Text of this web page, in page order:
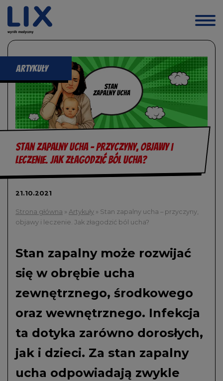
Przejdź
do
treściartykuły
Stan zapalny ucha – przyczyny, objawy i
leczenie. Jak złagodzić ból ucha?
21.10.2021
Strona główna » Artykuły » Stan zapalny ucha – przyczyny,
objawy i leczenie. Jak złagodzić ból ucha?
Stan zapalny może rozwijać
się w obrębie ucha
zewnętrznego, środkowego
oraz wewnętrznego. Infekcja
ta dotyka zarówno dorosłych,
jak i dzieci. Za stan zapalny
ucha odpowiadają zwykle